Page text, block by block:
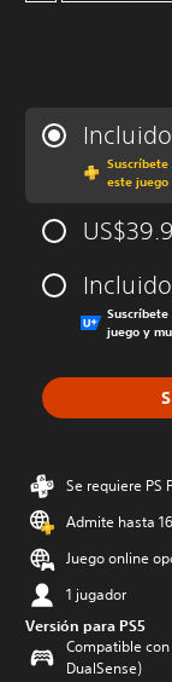
Incluido
este juego
Incluido
juego y
Se requiere PS
Admite hasta
Juego online
1 jugador
Versión para PS5
Compatible
DualSense)